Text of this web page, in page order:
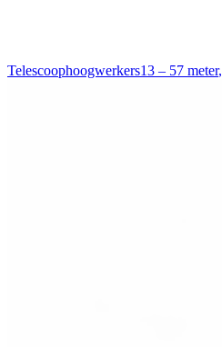
Telescoophoogwerkers13 – 57 meter,